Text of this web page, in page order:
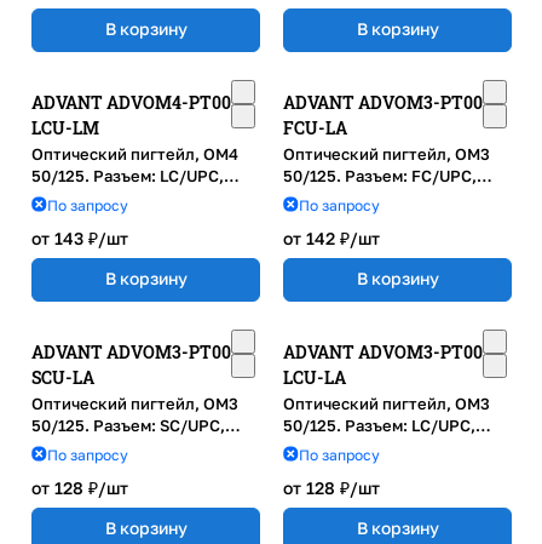
В корзину
В корзину
ADVANT ADVOM4-PT005-
LCU-LM
Оптический пигтейл, OM4
50/125. Разъем: LC/UPC,
0,5м, LSZH, диаметр: 0.9м,
маджента
По запросу
от 143 ₽/шт
В корзину
ADVANT ADVOM3-PT005-
FCU-LA
Оптический пигтейл, OM3
50/125. Разъем: FC/UPC,
0,5м, LSZH, диаметр: 0.9м,
бирюзовый
По запросу
от 142 ₽/шт
В корзину
ADVANT ADVOM3-PT005-
SCU-LA
Оптический пигтейл, OM3
50/125. Разъем: SC/UPC,
0,5м, LSZH, диаметр: 0.9м,
бирюзовый
По запросу
от 128 ₽/шт
В корзину
ADVANT ADVOM3-PT005-
LCU-LA
Оптический пигтейл, OM3
50/125. Разъем: LC/UPC,
0,5м, LSZH, диаметр: 0.9м,
бирюзовый
По запросу
от 128 ₽/шт
В корзину